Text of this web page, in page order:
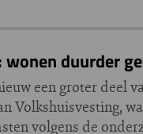
wonen duurder
een groter deel
Volkshuisvesting,
volgens de